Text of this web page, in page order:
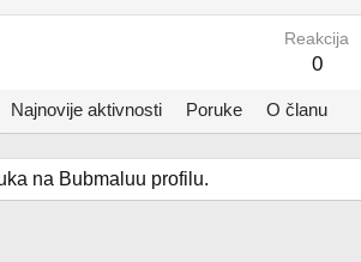
Reakcija
0
Najnovije aktivnosti Poruke O članu
na Bubmaluu profilu.